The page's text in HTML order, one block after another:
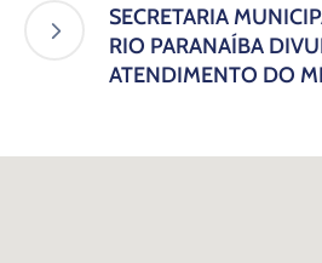
SECRETARIA
RIO PARANAÍBA
ATENDIMENTO DO